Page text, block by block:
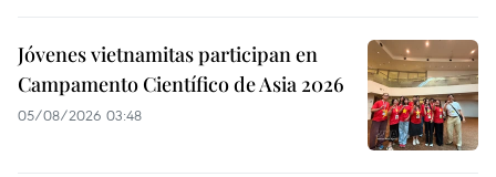
Jóvenes vietnamitas participan en
Campamento Científico de Asia 2026
05/08/2026 03:48